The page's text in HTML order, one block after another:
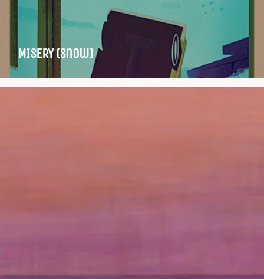
MISERY (snow)